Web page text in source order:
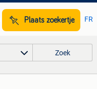
Plaats zoekertje FR
Zoek